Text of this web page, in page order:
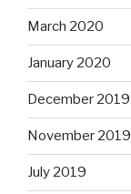
March 2020
January 2020
December 2019
November 2019
July 2019